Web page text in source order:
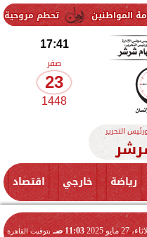
تحطم مروحية أثناء مكافحة
17:41
صفر
23
1448
التحرير
رياضة خارجي اقتصاد
27 مايو 2025 11:03 صـ بتوقيت القاهرة